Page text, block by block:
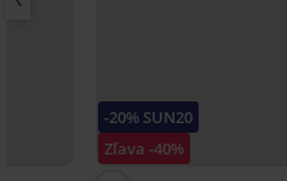
-20% SUN20
Zľava -40%